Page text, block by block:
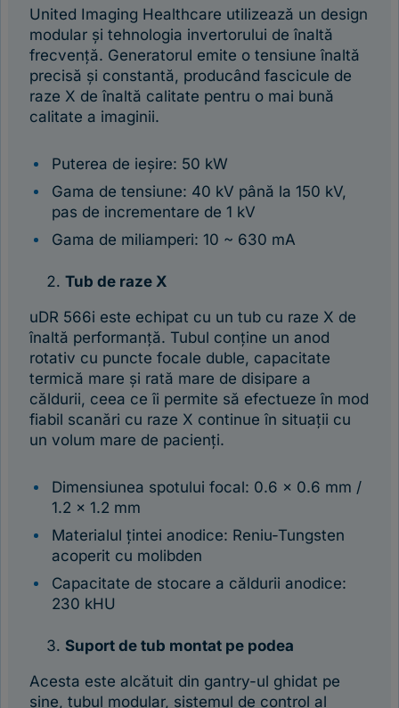
United Imaging Healthcare utilizează un design
modular și tehnologia invertorului de înaltă
frecvență. Generatorul emite o tensiune înaltă
precisă și constantă, producând fascicule de
raze X de înaltă calitate pentru o mai bună
calitate a imaginii.
Puterea de ieșire: 50 kW
Gama de tensiune: 40 kV până la 150 kV,
pas de incrementare de 1 kV
Gama de miliamperi: 10 ~ 630 mA
Tub de raze X
uDR 566i este echipat cu un tub cu raze X de
înaltă performanță. Tubul conține un anod
rotativ cu puncte focale duble, capacitate
termică mare și rată mare de disipare a
căldurii, ceea ce îi permite să efectueze în mod
fiabil scanări cu raze X continue în situații cu
un volum mare de pacienți.
Dimensiunea spotului focal: 0.6 x 0.6 mm /
1.2 x 1.2 mm
Materialul țintei anodice: Reniu-Tungsten
acoperit cu molibden
Capacitate de stocare a căldurii anodice:
230 kHU
Suport de tub montat pe podea
Acesta este alcătuit din gantry-ul ghidat pe
șine, tubul modular, sistemul de control al